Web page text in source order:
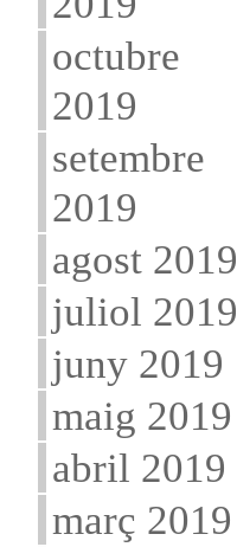
octubre
2019
setembre
2019
agost 2019
juliol 2019
juny 2019
maig 2019
abril 2019
març 2019